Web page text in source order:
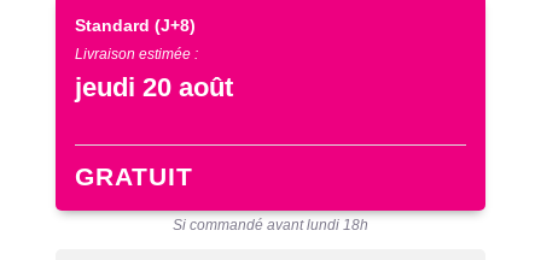
Standard (J+8)
Livraison estimée :
jeudi 20 août
GRATUIT
Si commandé avant lundi 18h